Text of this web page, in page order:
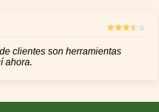
clientes son herramientas
ahora.